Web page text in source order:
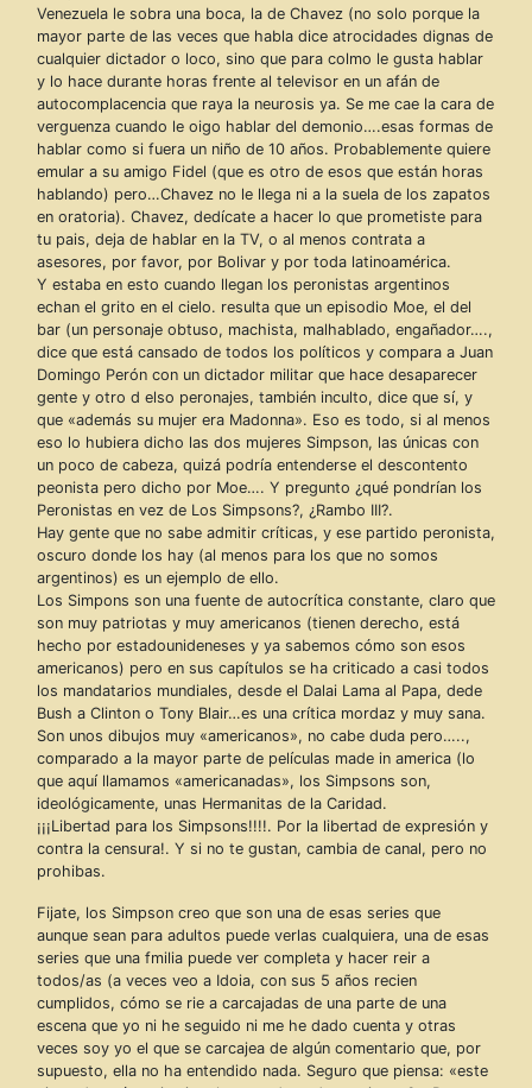
Venezuela le sobra una boca, la de Chavez (no solo porque la
mayor parte de las veces que habla dice atrocidades dignas de
cualquier dictador o loco, sino que para colmo le gusta hablar
y lo hace durante horas frente al televisor en un afán de
autocomplacencia que raya la neurosis ya. Se me cae la cara de
verguenza cuando le oigo hablar del demonio….esas formas de
hablar como si fuera un niño de 10 años. Probablemente quiere
emular a su amigo Fidel (que es otro de esos que están horas
hablando) pero…Chavez no le llega ni a la suela de los zapatos
en oratoria). Chavez, dedícate a hacer lo que prometiste para
tu pais, deja de hablar en la TV, o al menos contrata a
asesores, por favor, por Bolivar y por toda latinoamérica.
Y estaba en esto cuando llegan los peronistas argentinos
echan el grito en el cielo. resulta que un episodio Moe, el del
bar (un personaje obtuso, machista, malhablado, engañador….,
dice que está cansado de todos los políticos y compara a Juan
Domingo Perón con un dictador militar que hace desaparecer
gente y otro d elso peronajes, también inculto, dice que sí, y
que «además su mujer era Madonna». Eso es todo, si al menos
eso lo hubiera dicho las dos mujeres Simpson, las únicas con
un poco de cabeza, quizá podría entenderse el descontento
peonista pero dicho por Moe…. Y pregunto ¿qué pondrían los
Peronistas en vez de Los Simpsons?, ¿Rambo III?.
Hay gente que no sabe admitir críticas, y ese partido peronista,
oscuro donde los hay (al menos para los que no somos
argentinos) es un ejemplo de ello.
Los Simpons son una fuente de autocrítica constante, claro que
son muy patriotas y muy americanos (tienen derecho, está
hecho por estadounideneses y ya sabemos cómo son esos
americanos) pero en sus capítulos se ha criticado a casi todos
los mandatarios mundiales, desde el Dalai Lama al Papa, dede
Bush a Clinton o Tony Blair…es una crítica mordaz y muy sana.
Son unos dibujos muy «americanos», no cabe duda pero…..,
comparado a la mayor parte de películas made in america (lo
que aquí llamamos «americanadas», los Simpsons son,
ideológicamente, unas Hermanitas de la Caridad.
¡¡¡Libertad para los Simpsons!!!!. Por la libertad de expresión y
contra la censura!. Y si no te gustan, cambia de canal, pero no
prohibas.
Fijate, los Simpson creo que son una de esas series que
aunque sean para adultos puede verlas cualquiera, una de esas
series que una fmilia puede ver completa y hacer reir a
todos/as (a veces veo a Idoia, con sus 5 años recien
cumplidos, cómo se rie a carcajadas de una parte de una
escena que yo ni he seguido ni me he dado cuenta y otras
veces soy yo el que se carcajea de algún comentario que, por
supuesto, ella no ha entendido nada. Seguro que piensa: «este